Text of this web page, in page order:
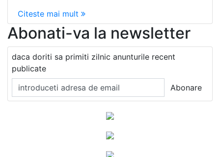
Citeste mai mult
Abonati-va la newsletter
daca doriti sa primiti zilnic anunturile recent
publicate